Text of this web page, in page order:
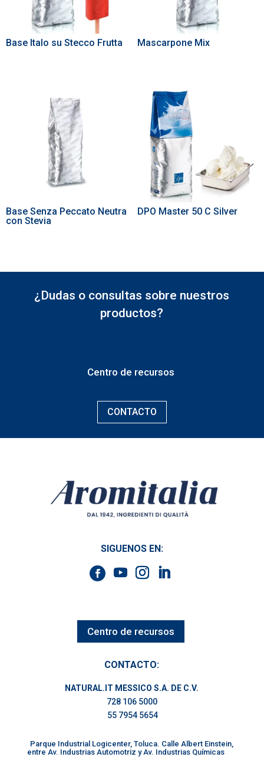
Base Italo su Stecco Frutta Mascarpone Mix
Base Senza Peccato Neutra
con Stevia
DPO Master 50 C Silver
¿Dudas o consultas sobre nuestros
productos?
Centro de recursos
CONTACTO
SIGUENOS EN:
Centro de recursos
CONTACTO:
NATURAL.IT MESSICO S.A. DE C.V.
728 106 5000
55 7954 5654
Parque Industrial Logicenter, Toluca. Calle Albert Einstein,
entre Av. Industrias Automotriz y Av. Industrias Químicas